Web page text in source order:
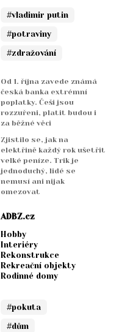
#vladimir putin
#potraviny
#zdražování
Od 1. října zavede známá
česká banka extrémní
poplatky. Češi jsou
rozzuřeni, platit budou i
za běžné věci
Zjistilo se, jak na
elektřině každý rok ušetřit
velké peníze. Trik je
jednoduchý, lidé se
nemusí ani nijak
omezovat
ADBZ.cz
Hobby
Interiéry
Rekonstrukce
Rekreační objekty
Rodinné domy
#pokuta
#dům